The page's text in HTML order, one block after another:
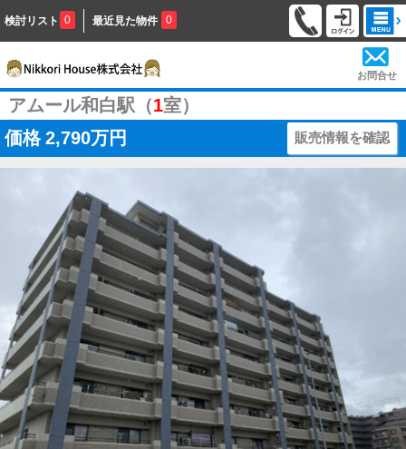
検討リスト 0 最近見た物件 0
お問合せ
アムール和白駅（1室）
価格 2,790万円 販売情報を確認